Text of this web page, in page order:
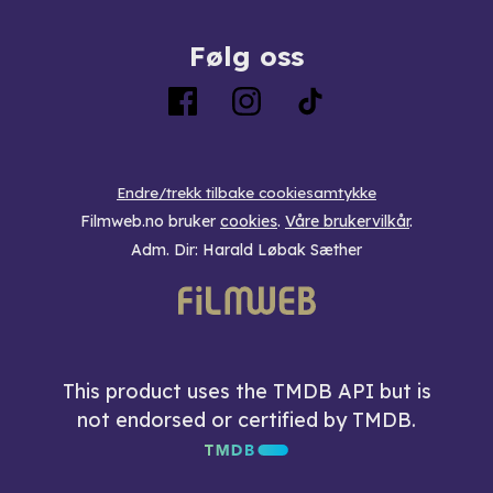
Følg oss
Endre/trekk tilbake cookiesamtykke
Filmweb.no bruker cookies. Våre brukervilkår.
Adm. Dir: Harald Løbak Sæther
This product uses the TMDB API but is
not endorsed or certified by TMDB.